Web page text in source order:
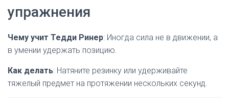
упражнения
Чему учит Тедди Ринер: Иногда сила не в движении, а
в умении удержать позицию.
Как делать: Натяните резинку или удерживайте
тяжелый предмет на протяжении нескольких секунд.